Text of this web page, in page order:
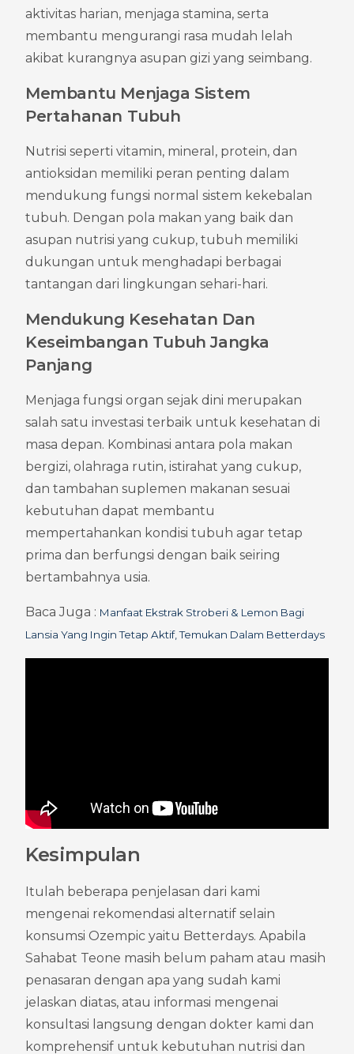
aktivitas harian, menjaga stamina, serta
membantu mengurangi rasa mudah lelah
akibat kurangnya asupan gizi yang seimbang.
Membantu Menjaga Sistem
Pertahanan Tubuh
Nutrisi seperti vitamin, mineral, protein, dan
antioksidan memiliki peran penting dalam
mendukung fungsi normal sistem kekebalan
tubuh. Dengan pola makan yang baik dan
asupan nutrisi yang cukup, tubuh memiliki
dukungan untuk menghadapi berbagai
tantangan dari lingkungan sehari-hari.
Mendukung Kesehatan Dan
Keseimbangan Tubuh Jangka
Panjang
Menjaga fungsi organ sejak dini merupakan
salah satu investasi terbaik untuk kesehatan di
masa depan. Kombinasi antara pola makan
bergizi, olahraga rutin, istirahat yang cukup,
dan tambahan suplemen makanan sesuai
kebutuhan dapat membantu
mempertahankan kondisi tubuh agar tetap
prima dan berfungsi dengan baik seiring
bertambahnya usia.
Baca Juga : Manfaat Ekstrak Stroberi & Lemon Bagi
Lansia Yang Ingin Tetap Aktif, Temukan Dalam Betterdays
Kesimpulan
Itulah beberapa penjelasan dari kami
mengenai rekomendasi alternatif selain
konsumsi Ozempic yaitu Betterdays. Apabila
Sahabat Teone masih belum paham atau masih
penasaran dengan apa yang sudah kami
jelaskan diatas, atau informasi mengenai
konsultasi langsung dengan dokter kami dan
komprehensif untuk kebutuhan nutrisi dan